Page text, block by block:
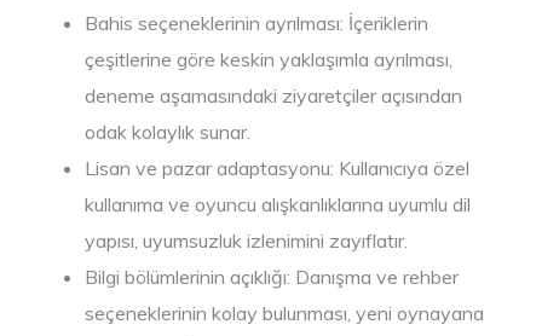
Bahis seçeneklerinin ayrılması: İçeriklerin
çeşitlerine göre keskin yaklaşımla ayrılması,
deneme aşamasındaki ziyaretçiler açısından
odak kolaylık sunar.
Lisan ve pazar adaptasyonu: Kullanıcıya özel
kullanıma ve oyuncu alışkanlıklarına uyumlu dil
yapısı, uyumsuzluk izlenimini zayıflatır.
Bilgi bölümlerinin açıklığı: Danışma ve rehber
seçeneklerinin kolay bulunması, yeni oynayana